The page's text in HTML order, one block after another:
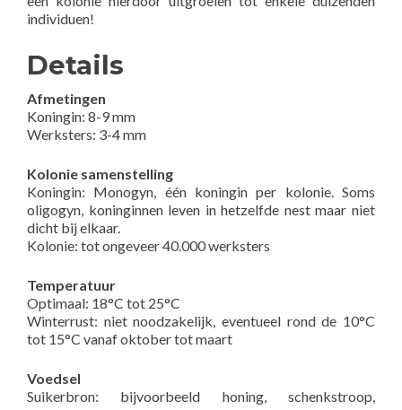
individuen!
Details
Afmetingen
Koningin: 8-9 mm
Werksters: 3-4 mm
Kolonie samenstelling
Koningin: Monogyn, één koningin per kolonie. Soms
oligogyn, koninginnen leven in hetzelfde nest maar niet
dicht bij elkaar.
Kolonie: tot ongeveer 40.000 werksters
Temperatuur
Optimaal: 18°C tot 25°C
Winterrust: niet noodzakelijk, eventueel rond de 10°C
tot 15°C vanaf oktober tot maart
Voedsel
Suikerbron: bijvoorbeeld honing, schenkstroop,